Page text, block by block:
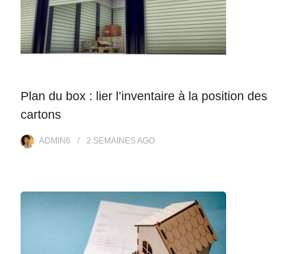
Plan du box : lier l’inventaire à la position des
cartons
ADMIN6 2 SEMAINESAGO